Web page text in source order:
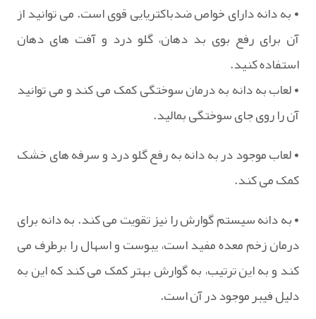
• به دانه دارای خواص ضدباکتریایی قوی است. می توانید از
آن برای رفع بوی بد دهان، گلو درد و آفت های دهان
استفاده کنید.
• لعاب به دانه به درمان سوختگی کمک می کند و می توانید
آن را روی جای سوختگی بمالید.
• لعاب موجود در به دانه به رفع گلو درد و سرفه های خشک
کمک می کند.
• به دانه سیستم گوارش را نیز تقویت می کند. به دانه برای
درمان زخم معده مفید است، یبوست و اسهال را برطرف می
کند و به این ترتیب، به گوارش بهتر کمک می کند که این به
دلیل فیبر موجود در آن است.